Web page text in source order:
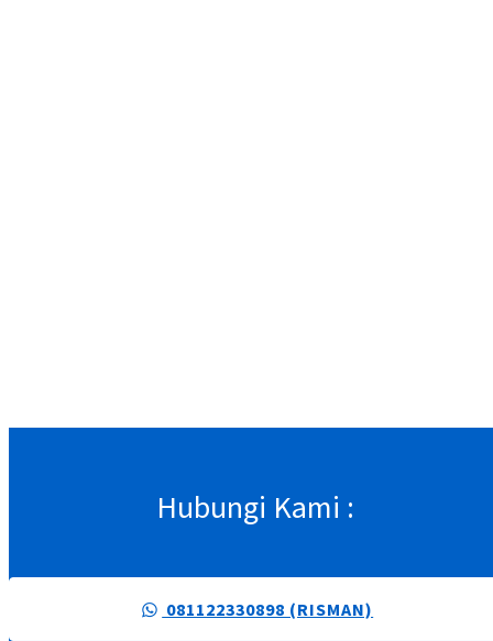
Hubungi Kami :
081122330898 (RISMAN)